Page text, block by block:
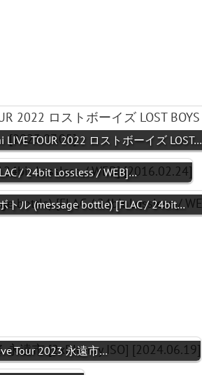
LIVE TOUR 2022 ロストボーイズ LOST…
/ 24bit Lossless / WEB]…
トル (message bottle) [FLAC / 24bit…
Tour 2023 永遠市…